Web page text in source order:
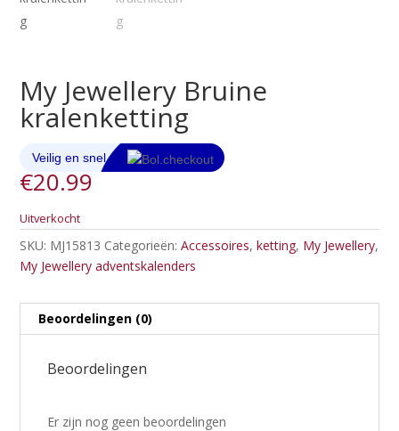
My Jewellery Bruine
kralenketting
€20.99
Uitverkocht
SKU: MJ15813 Categorieën:Accessoires,ketting, My Jewellery,
My Jewellery adventskalenders
Beoordelingen (0)
Beoordelingen
Er zijn nog geen beoordelingen